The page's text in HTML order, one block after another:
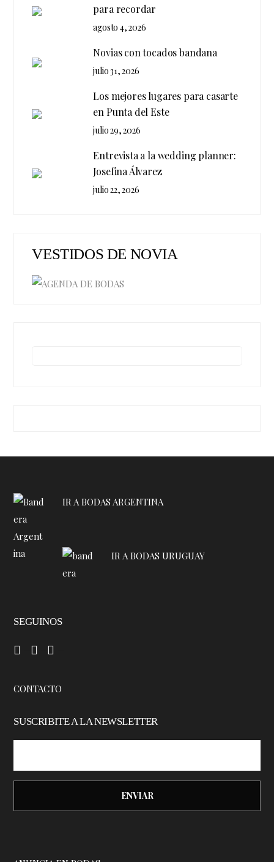
para recordar
agosto 4, 2026
Novias con tocados bandana
julio 31, 2026
Los mejores lugares para casarte
en Punta del Este
julio 29, 2026
Entrevista a la wedding planner:
Josefina Álvarez
julio 22, 2026
VESTIDOS DE NOVIA
IR A BODAS ARGENTINA
IR A BODAS URUGUAY
SEGUINOS
CONTACTO
SUSCRIBITE A LA NEWSLETTER